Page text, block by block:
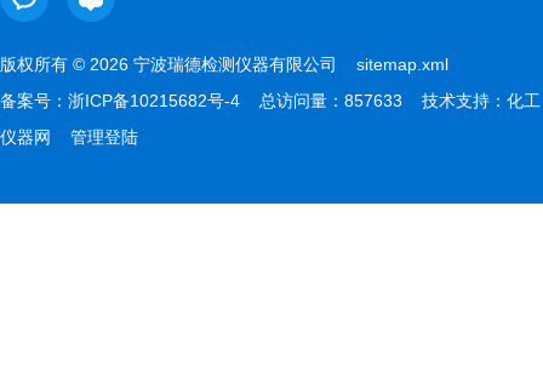
版权所有 © 2026 宁波瑞德检测仪器有限公司 sitemap.xml
备案号： 浙ICP备10215682号-4 总访问量：857633 技术支持： 化工
仪器网
管理登陆